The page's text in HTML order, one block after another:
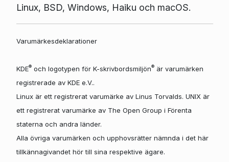
Linux, BSD, Windows, Haiku och macOS.
Varumärkesdeklarationer
KDE®och logotypen för K-skrivbordsmiljön®är varumärken
registrerade av KDE e.V..
Linux är ett registrerat varumärke av Linus Torvalds. UNIX är
ett registrerat varumärke av The Open Group i Förenta
staterna och andra länder.
Alla övriga varumärken och upphovsrätter nämnda i det här
tillkännagivandet hör till sina respektive ägare.